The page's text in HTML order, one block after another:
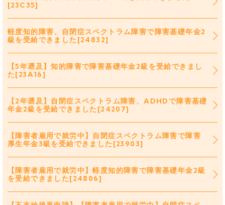
[23C35]
軽度知的障害、自閉症スペクトラム障害で障害基礎年金2
級を受給できました[24832]
【5年遡及】知的障害で障害基礎年金2級を受給できまし
た[23A16]
【2年遡及】自閉症スペクトラム障害、ADHDで障害基礎
年金2級を受給できました[24207]
【障害者雇用で就労中】自閉症スペクトラム障害で障害
厚生年金3級を受給できました[23903]
【障害者雇用で就労中】軽度知的障害で障害基礎年金2級
を受給できました[24806]